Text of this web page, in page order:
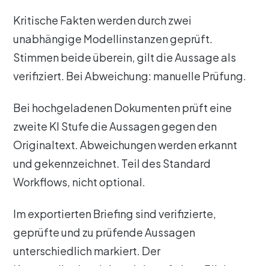
Kritische Fakten werden durch zwei
unabhängige Modellinstanzen geprüft.
Stimmen beide überein, gilt die Aussage als
verifiziert. Bei Abweichung: manuelle Prüfung.
Bei hochgeladenen Dokumenten prüft eine
zweite KI Stufe die Aussagen gegen den
Originaltext. Abweichungen werden erkannt
und gekennzeichnet. Teil des Standard
Workflows, nicht optional.
Im exportierten Briefing sind verifizierte,
geprüfte und zu prüfende Aussagen
unterschiedlich markiert. Der